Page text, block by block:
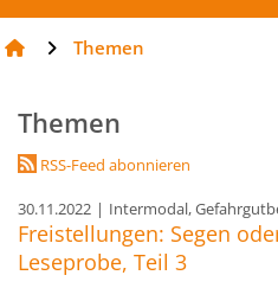
Themen
Themen
RSS-Feed abonnieren
30.11.2022 | Intermodal,
Freistellungen: Segen
Leseprobe, Teil 3